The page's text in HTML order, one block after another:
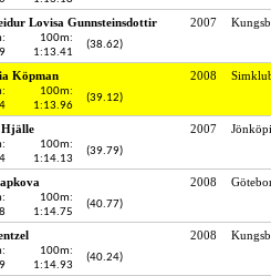
Lovisa Gunnsteinsdottir 2007
100m:
1:13.41
(38.62)
Köpman 2008
100m:
1:13.96
(39.12)
Hjälle 2007
100m:
1:14.13
(39.79)
2008
100m:
1:14.75
(40.77)
2008
100m:
1:14.93
(40.24)